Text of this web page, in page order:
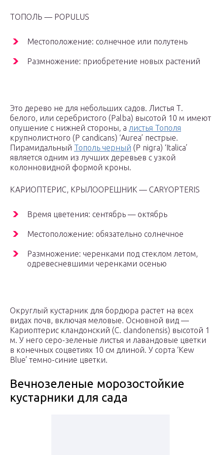
ТОПОЛЬ — POPULUS
Местоположение: солнечное или полутень
Размножение: приобретение новых растений
Это дерево не для небольших садов. Листья Т.
белого, или серебристого (Palba) высотой 10 м имеют
опушение с нижней стороны, а листья Тополя
крупнолистного (P candicans) ‘Aurea’ пестрые.
Пирамидальный Тополь черный (P nigra) ‘Italica’
является одним из лучших деревьев с узкой
колонновидной формой кроны.
КАРИОПТЕРИС, КРЫЛООРЕШНИК — CARYOPTERIS
Время цветения: сентябрь — октябрь
Местоположение: обязательно солнечное
Размножение: черенками под стеклом летом,
одревесневшими черенками осенью
Округлый кустарник для бордюра растет на всех
видах почв, включая меловые. Основной вид —
Кариоптерис кландонский (C. clandonensis) высотой 1
м. У него серо-зеленые листья и лавандовые цветки
в конечных соцветиях 10 см длиной. У сорта ‘Kew
Blue’ темно-синие цветки.
Вечнозеленые морозостойкие
кустарники для сада